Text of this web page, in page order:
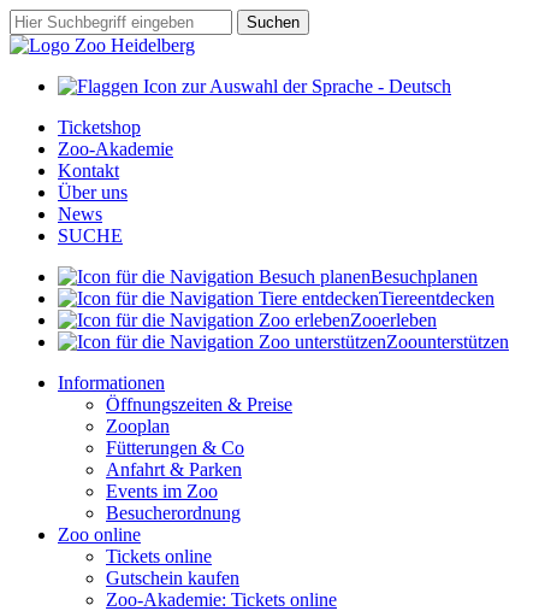
Zum
Hauptinhalt
springen
Suchbegriff Suchen
Ticketshop
Zoo-Akademie
Kontakt
Über uns
News
SUCHE
Besuchplanen
Tiereentdecken
Zooerleben
Zoounterstützen
Informationen
Öffnungszeiten & Preise
Zooplan
Fütterungen & Co
Anfahrt & Parken
Events im Zoo
Besucherordnung
Zoo online
Tickets online
Gutschein kaufen
Zoo-Akademie: Tickets online